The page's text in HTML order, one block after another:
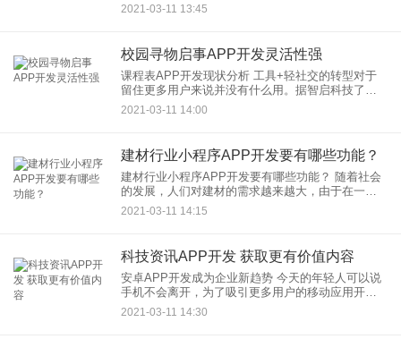
社交APP、交友APP为其带来了无穷的乐趣，同
时，进行社交交友、活动通知等内容的主要平台之
2021-03-11 13:45
校园寻物启事APP开发灵活性强
课程表APP开发现状分析 工具+轻社交的转型对于
留住更多用户来说并没有什么用。据智启科技了
解，目前我国大学生每年市场消费超过5000亿，这
一庞大的数字吸引着各路人们都想分一杯羹，尤其
2021-03-11 14:00
建材行业小程序APP开发要有哪些功能？
建材行业小程序APP开发要有哪些功能？ 随着社会
的发展，人们对建材的需求越来越大，由于在一般
的建材店里很难挑选到物美价廉的建材，很多人都
开始想办法在网上去挑选建材产品。建材行业小程
2021-03-11 14:15
科技资讯APP开发 获取更有价值内容
安卓APP开发成为企业新趋势 今天的年轻人可以说
手机不会离开，为了吸引更多用户的移动应用开发
不应该重复。 APP定制开发逐渐成熟，个性化定制
移动应用已成为主流趋势。我相信随着发展，企
2021-03-11 14:30